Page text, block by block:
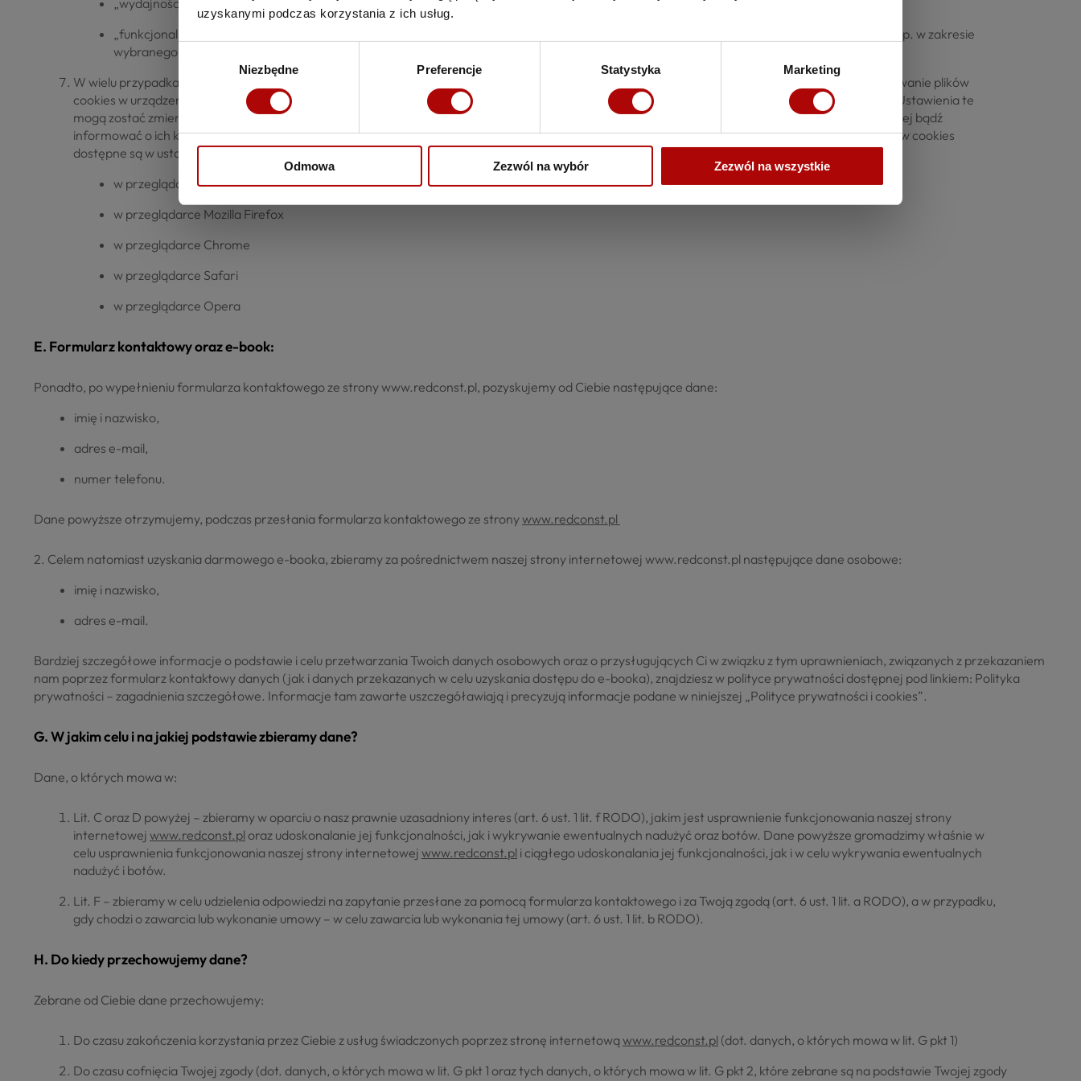
uzyskanymi podczas korzystania z ich usług.
Niezbędne Preferencje Statystyka Marketing
Odmowa Zezwól na wybór Zezwól na wszystkie
„funkcjonalne” pliki cookies, umożliwiające „zapamiętanie” wybranych przez Użytkownika ustawień i personalizację interfejsu Użytkownika, np. w zakresie
wybranego języka lub regionu, z którego pochodzi Użytkownik, rozmiaru czcionki, wyglądu strony internetowej itp.;
W wielu przypadkach oprogramowanie służące do przeglądania stron internetowych (przeglądarka internetowa) domyślnie dopuszcza przechowywanie plików
cookies w urządzeniu końcowym Użytkownika. Użytkownicy Serwisu mogą dokonać w każdym czasie zmiany ustawień dotyczących plików cookies. Ustawienia te
mogą zostać zmienione w szczególności w taki sposób, aby blokować automatyczną obsługę plików cookies w ustawieniach przeglądarki internetowej bądź
informować o ich każdorazowym zamieszczeniu w urządzeniu Użytkownika Serwisu. Szczegółowe informacje o możliwości i sposobach obsługi plików cookies
dostępne są w ustawieniach oprogramowania (przeglądarki internetowej) np.:
w przeglądarce Internet Explorer
w przeglądarce Mozilla Firefox
w przeglądarce Chrome
w przeglądarce Safari
w przeglądarce Opera
E. Formularz kontaktowy oraz e-book:
Ponadto, po wypełnieniu formularza kontaktowego ze strony www.redconst.pl, pozyskujemy od Ciebie następujące dane:
imię i nazwisko,
adres e-mail,
numer telefonu.
Dane powyższe otrzymujemy, podczas przesłania formularza kontaktowego ze stronywww.redconst.pl
2. Celem natomiast uzyskania darmowego e-booka, zbieramy za pośrednictwem naszej strony internetowej www.redconst.pl następujące dane osobowe:
imię i nazwisko,
adres e-mail.
Bardziej szczegółowe informacje o podstawie i celu przetwarzania Twoich danych osobowych oraz o przysługujących Ci w związku z tym uprawnieniach, związanych z przekazaniem
nam poprzez formularz kontaktowy danych (jak i danych przekazanych w celu uzyskania dostępu do e-booka), znajdziesz w polityce prywatności dostępnej pod linkiem: Polityka
prywatności – zagadnienia szczegółowe. Informacje tam zawarte uszczegóławiają i precyzują informacje podane w niniejszej „Polityce prywatności i cookies”.
G. W jakim celu i na jakiej podstawie zbieramy dane?
Dane, o których mowa w:
Lit. C oraz D powyżej – zbieramy w oparciu o nasz prawnie uzasadniony interes (art. 6 ust. 1 lit. f RODO), jakim jest usprawnienie funkcjonowania naszej strony
internetowej www.redconst.pl oraz udoskonalanie jej funkcjonalności, jak i wykrywanie ewentualnych nadużyć oraz botów. Dane powyższe gromadzimy właśnie w
celu usprawnienia funkcjonowania naszej strony internetowej www.redconst.pl i ciągłego udoskonalania jej funkcjonalności, jak i w celu wykrywania ewentualnych
nadużyć i botów.
Lit. F – zbieramy w celu udzielenia odpowiedzi na zapytanie przesłane za pomocą formularza kontaktowego i za Twoją zgodą (art. 6 ust. 1 lit. a RODO), a w przypadku,
gdy chodzi o zawarcia lub wykonanie umowy – w celu zawarcia lub wykonania tej umowy (art. 6 ust. 1 lit. b RODO).
H. Do kiedy przechowujemy dane?
Zebrane od Ciebie dane przechowujemy:
Do czasu zakończenia korzystania przez Ciebie z usług świadczonych poprzez stronę internetową www.redconst.pl (dot. danych, o których mowa w lit. G pkt 1)
Do czasu cofnięcia Twojej zgody (dot. danych, o których mowa w lit. G pkt 1 oraz tych danych, o których mowa w lit. G pkt 2, które zebrane są na podstawie Twojej zgody